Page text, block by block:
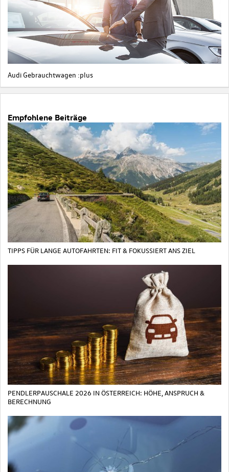
Audi Gebrauchtwagen :plus
Empfohlene Beiträge
TIPPS FÜR LANGE AUTOFAHRTEN: FIT & FOKUSSIERT ANS ZIEL
PENDLERPAUSCHALE 2026 IN ÖSTERREICH: HÖHE, ANSPRUCH &
BERECHNUNG